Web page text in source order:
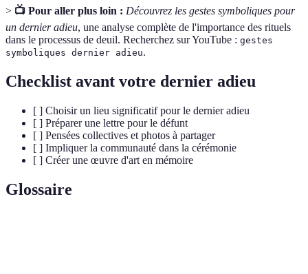
> 📺 Pour aller plus loin : Découvrez les gestes symboliques pour
un dernier adieu, une analyse complète de l'importance des rituels
dans le processus de deuil. Recherchez sur YouTube : gestes
symboliques dernier adieu.
Checklist avant votre dernier adieu
[ ] Choisir un lieu significatif pour le dernier adieu
[ ] Préparer une lettre pour le défunt
[ ] Pensées collectives et photos à partager
[ ] Impliquer la communauté dans la cérémonie
[ ] Créer une œuvre d'art en mémoire
Glossaire